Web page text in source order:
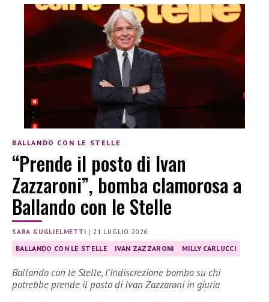
BALLANDO CON LE STELLE
“Prende il posto di Ivan
Zazzaroni”, bomba clamorosa a
Ballando con le Stelle
SARA GUGLIELMETTI |21 LUGLIO 2026
BALLANDO CON LE STELLE IVAN ZAZZARONI MILLY CARLUCCI
Ballando con le Stelle, l’indiscrezione bomba su chi
potrebbe prende il posto di Ivan Zazzaroni in giuria